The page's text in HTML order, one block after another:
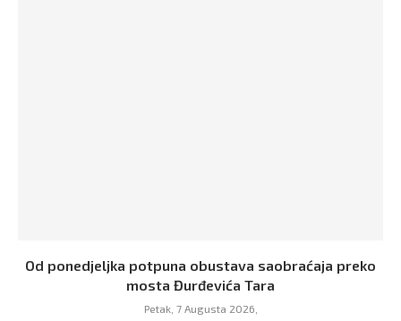
Od ponedjeljka potpuna obustava saobraćaja preko
mosta Đurđevića Tara
Petak, 7 Augusta 2026,